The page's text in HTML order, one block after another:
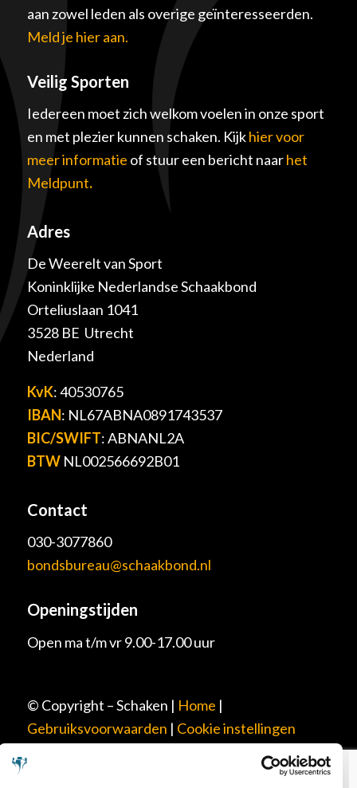
aan zowel leden als overige geïnteresseerden.
Meld je hier aan.
Veilig Sporten
Iedereen moet zich welkom voelen in onze sport
en met plezier kunnen schaken. Kijkhier voor
meer informatie of stuur een bericht naarhet
Meldpunt.
Adres
De Weerelt van Sport
Koninklijke Nederlandse Schaakbond
Orteliuslaan 1041
3528 BE Utrecht
Nederland
KvK: 40530765
IBAN: NL67ABNA0891743537
BIC/SWIFT: ABNANL2A
BTWNL002566692B01
Contact
030-3077860
bondsbureau@schaakbond.nl
Openingstijden
Open ma t/m vr 9.00-17.00 uur
© Copyright – Schaken | Home |
Gebruiksvoorwaarden | Cookie instellingen